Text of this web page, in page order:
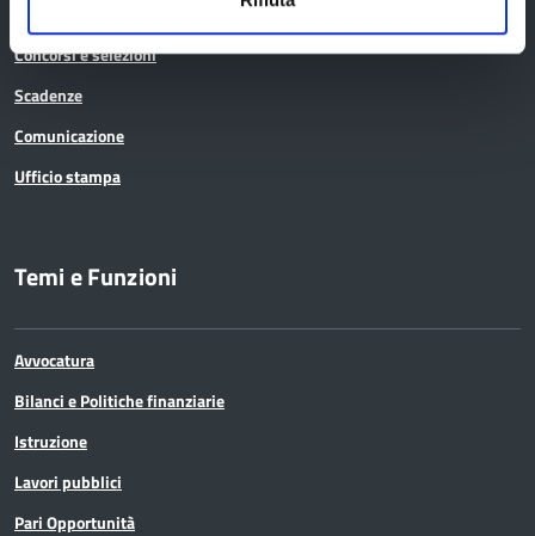
Concorsi e selezioni
Scadenze
Comunicazione
Ufficio stampa
Temi e Funzioni
Avvocatura
Bilanci e Politiche finanziarie
Istruzione
Lavori pubblici
Pari Opportunità